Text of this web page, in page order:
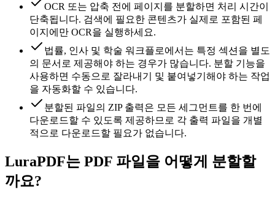
OCR 또는 압축 전에 페이지를 분할하면 처리 시간이
단축됩니다. 검색에 필요한 콘텐츠가 실제로 포함된 페
이지에만 OCR을 실행하세요.
법률, 인사 및 학술 워크플로에서는 특정 섹션을 별도
의 문서로 제공해야 하는 경우가 많습니다. 분할 기능을
사용하면 수동으로 잘라내기 및 붙여넣기해야 하는 작업
을 자동화할 수 있습니다.
분할된 파일의 ZIP 출력은 모든 세그먼트를 한 번에
다운로드할 수 있도록 제공하므로 각 출력 파일을 개별
적으로 다운로드할 필요가 없습니다.
LuraPDF는 PDF 파일을 어떻게 분할할
까요?